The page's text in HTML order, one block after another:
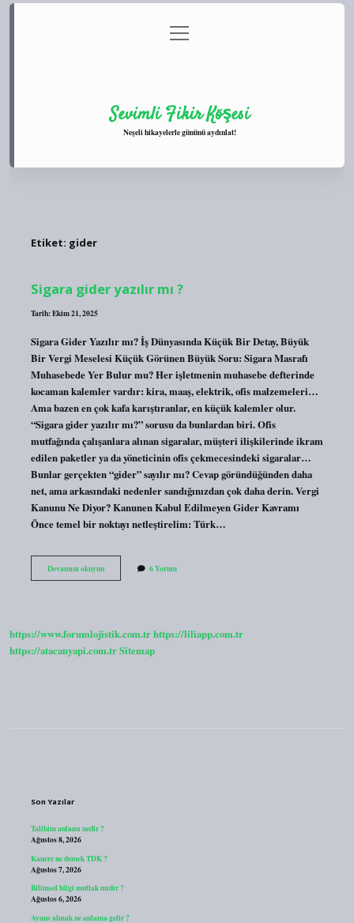
Gizlilik Politikası
menüyü
aç
Sevimli Fikir Köşesi
Neşeli hikayelerle gününü aydınlat!
Etiket: gider
Sigara gider yazılır mı ?
Tarih: Ekim 21, 2025
Sigara Gider Yazılır mı? İş Dünyasında Küçük Bir Detay, Büyük
Bir Vergi Meselesi Küçük Görünen Büyük Soru: Sigara Masrafı
Muhasebede Yer Bulur mu? Her işletmenin muhasebe defterinde
kocaman kalemler vardır: kira, maaş, elektrik, ofis malzemeleri…
Ama bazen en çok kafa karıştıranlar, en küçük kalemler olur.
“Sigara gider yazılır mı?” sorusu da bunlardan biri. Ofis
mutfağında çalışanlara alınan sigaralar, müşteri ilişkilerinde ikram
edilen paketler ya da yöneticinin ofis çekmecesindeki sigaralar…
Bunlar gerçekten “gider” sayılır mı? Cevap göründüğünden daha
net, ama arkasındaki nedenler sandığınızdan çok daha derin. Vergi
Kanunu Ne Diyor? Kanunen Kabul Edilmeyen Gider Kavramı
Önce temel bir noktayı netleştirelim: Türk…
Devamını okuyunSigara
gider
6 Yorum
https://www.forumlojistik.com.trhttps://liliapp.com.tr
https://atacanyapi.com.trSitemap
Son Yazılar
Talihim anlamı nedir ?
Ağustos 8, 2026
Kanere ne demek TDK ?
Ağustos 7, 2026
Bilimsel bilgi mutlak mıdır ?
Ağustos 6, 2026
Avans almak ne anlama gelir ?